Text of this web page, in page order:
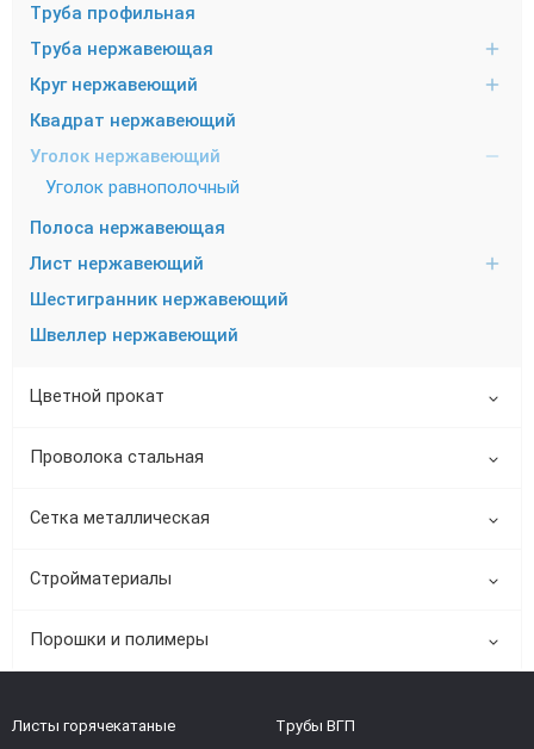
Труба профильная
Труба нержавеющая
Круг нержавеющий
Квадрат нержавеющий
Уголок нержавеющий
Уголок равнополочный
Полоса нержавеющая
Лист нержавеющий
Шестигранник нержавеющий
Швеллер нержавеющий
Цветной прокат
Проволока стальная
Сетка металлическая
Стройматериалы
Порошки и полимеры
Листы горячекатаные
Трубы ВГП